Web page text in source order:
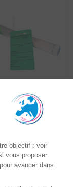
pour
étiquettes
vos étiquetages
Conseillées pour
utilisations...